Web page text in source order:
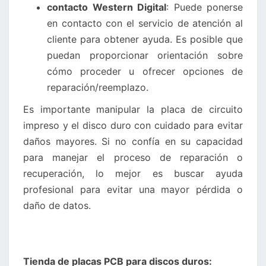
contacto Western Digital: Puede ponerse
en contacto con el servicio de atención al
cliente para obtener ayuda. Es posible que
puedan proporcionar orientación sobre
cómo proceder u ofrecer opciones de
reparación/reemplazo.
Es importante manipular la placa de circuito
impreso y el disco duro con cuidado para evitar
daños mayores. Si no confía en su capacidad
para manejar el proceso de reparación o
recuperación, lo mejor es buscar ayuda
profesional para evitar una mayor pérdida o
daño de datos.
Tienda de placas PCB para discos duros: